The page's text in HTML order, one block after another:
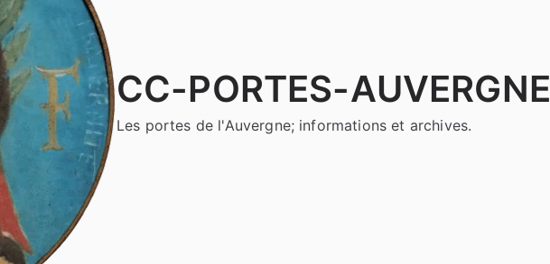
CC-PORTES-AUVERGNE
Les portes de l'Auvergne; informations et archives.